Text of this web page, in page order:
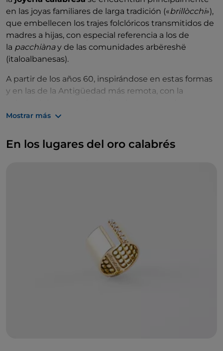
en las joyas familiares de larga tradición («brillòcchi»),
que embellecen los trajes folclóricos transmitidos de
madres a hijas, con especial referencia a los de
la pacchiànay de las comunidades arbëreshë
(italoalbanesas).
A partir de los años 60, inspirándose en estas formas
y en las de la Antigüedad más remota, con la
técnicas más innovadoras, el
nombres de la orfebrería local: los
maestros orfebres
calabreses, que han sabido hacerse un hueco en los
De norte a sur de la región, pasando por el núcleo
central de la ciudad deCrotona
«capital» de la joyería regional, elarte de la
ha ido creciendo a lo largo de los años
hasta convertirse en una de las excelencias del
». ¡Descubramos juntos los «lugares
Mostrar más
En los lugares del oro calabrés